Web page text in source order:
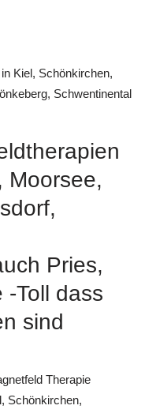
Kiel, Schönkirchen,
Schwentinental
Moorsee,
Pries,
-Toll dass
sind
Therapie
Schönkirchen,